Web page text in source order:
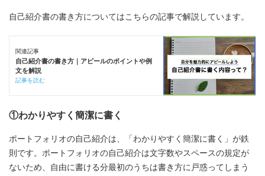
自己紹介書の書き方についてはこちらの記事で解説しています。
関連記事
自己紹介書の書き方｜アピールのポイントや例
文を解説
記事を読む
①わかりやすく簡潔に書く
ポートフォリオの自己紹介は、「わかりやすく簡潔に書く」が鉄
則です。ポートフォリオの自己紹介は文字数やスペースの規定が
ないため、自由に書ける分最初のうちは書き方に戸惑ってしまう